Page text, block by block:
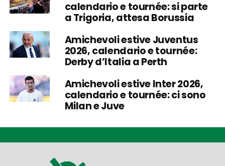
calendario e tournée: si parte
a Trigoria, attesa Borussia
Amichevoli estive Juventus
2026, calendario e tournée:
Derby d’Italia a Perth
Amichevoli estive Inter 2026,
calendario e tournée: ci sono
Milan e Juve